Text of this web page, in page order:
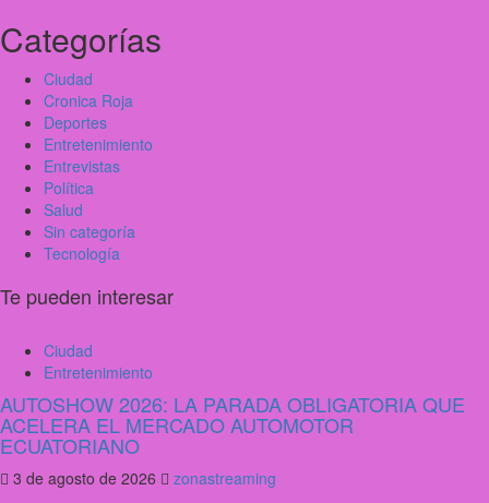
Categorías
Ciudad
Cronica Roja
Deportes
Entretenimiento
Entrevistas
Política
Salud
Sin categoría
Tecnología
Te pueden interesar
Ciudad
Entretenimiento
AUTOSHOW 2026: LA PARADA OBLIGATORIA QUE
ACELERA EL MERCADO AUTOMOTOR
ECUATORIANO
3 de agosto de 2026 zonastreaming